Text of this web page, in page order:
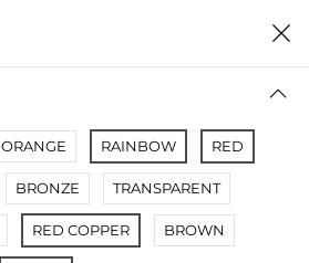
0
ORANGE RAINBOW RED
BRONZE TRANSPARENT
RED COPPER BROWN